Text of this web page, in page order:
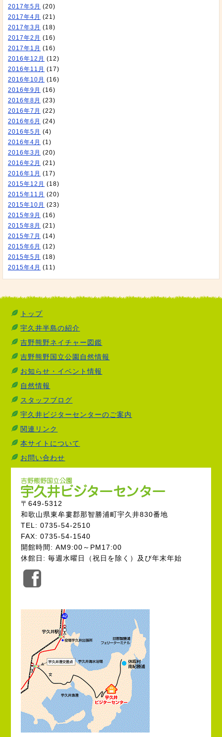
2017年5月 (20)
2017年4月 (21)
2017年3月 (18)
2017年2月 (16)
2017年1月 (16)
2016年12月 (12)
2016年11月 (17)
2016年10月 (16)
2016年9月 (16)
2016年8月 (23)
2016年7月 (22)
2016年6月 (24)
2016年5月 (4)
2016年4月 (1)
2016年3月 (20)
2016年2月 (21)
2016年1月 (17)
2015年12月 (18)
2015年11月 (20)
2015年10月 (23)
2015年9月 (16)
2015年8月 (21)
2015年7月 (14)
2015年6月 (12)
2015年5月 (18)
2015年4月 (11)
トップ
宇久井半島の紹介
吉野熊野ネイチャー図鑑
吉野熊野国立公園自然情報
お知らせ・イベント情報
自然情報
スタッフブログ
宇久井ビジターセンターのご案内
関連リンク
本サイトについて
お問い合わせ
〒649-5312
和歌山県東牟婁郡那智勝浦町宇久井830番地
TEL: 0735-54-2510
FAX: 0735-54-1540
開館時間: AM9:00～PM17:00
休館日: 毎週水曜日（祝日を除く）及び年末年始
式
Facebook